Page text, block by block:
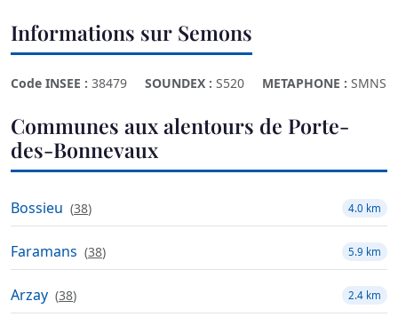
Informations sur Semons
Code INSEE : 38479 SOUNDEX : S520 METAPHONE : SMNS
Communes aux alentours de Porte-
des-Bonnevaux
Bossieu (38) 4.0 km
Faramans (38) 5.9 km
Arzay (38) 2.4 km